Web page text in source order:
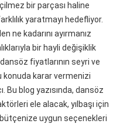
bir parçası haline
yaratmayı hedefliyor.
ne kadarını ayırmanız
bir hayli değişiklik
fiyatlarının seyri ve
konuda karar vermenizi
Bu blog yazısında, dansöz
ele alacak, yılbaşı için
uygun seçenekleri